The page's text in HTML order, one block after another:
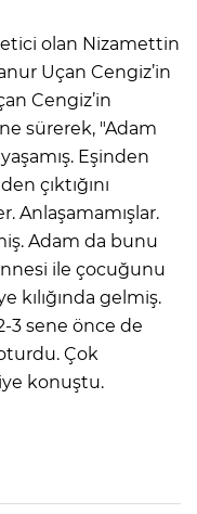
olan Nizamettin
Uçan Cengiz’in
Cengiz’in
sürerek, "Adam
Eşinden
çıktığını
Anlaşamamışlar.
Adam da bunu
ile çocuğunu
kılığında gelmiş.
3 sene önce de
Çok
konuştu.